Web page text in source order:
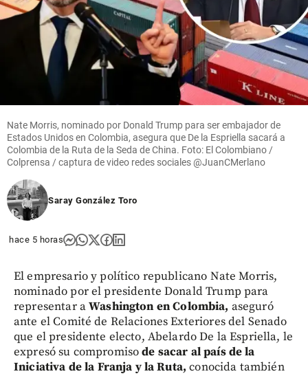
Nate Morris, nominado por Donald Trump para ser embajador de
Estados Unidos en Colombia, asegura que De la Espriella sacará a
Colombia de la Ruta de la Seda de China. Foto: El Colombiano /
Colprensa / captura de video redes sociales @JuanCMerlano
Saray González Toro
hace 5 horas
El empresario y político republicano Nate Morris,
nominado por el presidente Donald Trump para
representar aWashington en Colombia, aseguró
ante el Comité de Relaciones Exteriores del Senado
que el presidente electo, Abelardo De la Espriella, le
expresó su compromisode sacar al país de la
Iniciativa de la Franja y la Ruta,conocida también